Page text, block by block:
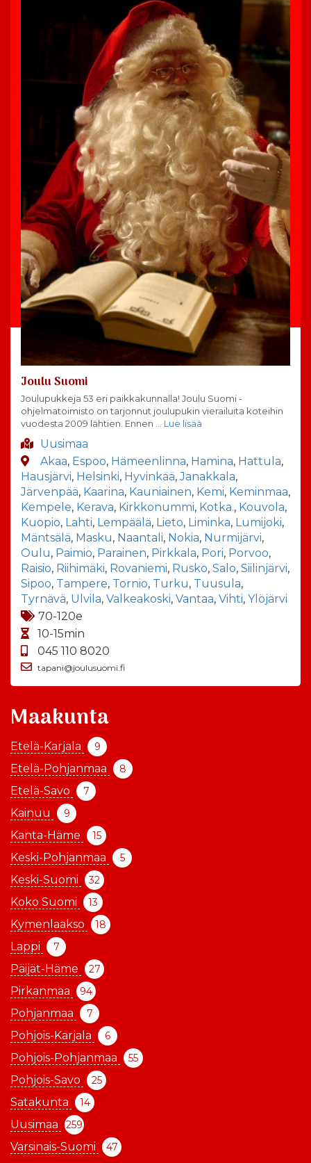
Joulu Suomi
Joulupukkeja 53 eri paikkakunnalla! Joulu Suomi -
ohjelmatoimisto on tarjonnut joulupukin vierailuita koteihin
vuodesta 2009 lähtien. Ennen … Lue lisää
Uusimaa
Akaa, Espoo, Hämeenlinna, Hamina, Hattula,
Hausjärvi, Helsinki, Hyvinkää,Janakkala,
Järvenpää, Kaarina, Kauniainen, Kemi, Keminmaa,
Kempele, Kerava, Kirkkonummi, Kotka., Kouvola,
Kuopio, Lahti, Lempäälä, Lieto, Liminka, Lumijoki,
Mäntsälä, Masku, Naantali, Nokia, Nurmijärvi,
Oulu, Paimio, Parainen, Pirkkala, Pori, Porvoo,
Raisio, Riihimäki, Rovaniemi, Rusko, Salo, Siilinjärvi,
Sipoo, Tampere, Tornio, Turku, Tuusula,
Tyrnävä, Ulvila, Valkeakoski, Vantaa, Vihti, Ylöjärvi
70-120e
10-15min
045 110 8020
tapani@joulusuomi.fi
Maakunta
Etelä-Karjala 9
Etelä-Pohjanmaa 8
Etelä-Savo 7
Kainuu 9
Kanta-Häme 15
Keski-Pohjanmaa 5
Keski-Suomi 32
Koko Suomi 13
Kymenlaakso 18
Lappi 7
Päijät-Häme 27
Pirkanmaa 94
Pohjanmaa 7
Pohjois-Karjala 6
Pohjois-Pohjanmaa 55
Pohjois-Savo 25
Satakunta 14
Uusimaa 259
Varsinais-Suomi 47